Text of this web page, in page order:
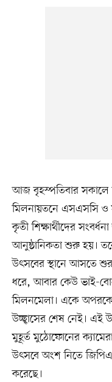
আজ বৃহস্পতিবার সকালে
মিলনায়তনে এসএসসি ও
কৃতী শিক্ষার্থীদের
আনুষ্ঠানিকতা শুরু হয়।
উৎসবের স্থানে আসতে
ধরে, আবার কেউ ভাই-
মিলনমেলা। একে অপরকে
উচ্ছ্বাসের শেষ নেই।
মুহূর্ত মুঠোফোনের
উৎসবে অংশ নিতে
করেছে।